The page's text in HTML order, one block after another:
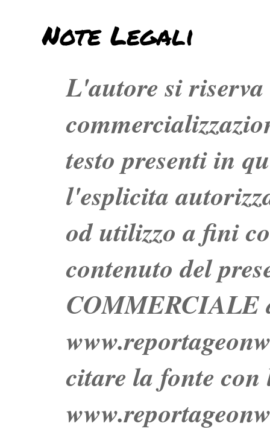
Note Legali
L'autore si
testo presenti in
l'esplicita
od utilizzo a fini
contenuto del
COMMERCIALE
citare la fonte